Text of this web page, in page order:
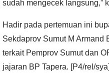
sudah mengecek langsung,”
Hadir pada pertemuan ini
Sekdaprov Sumut M Armand
terkait Pemprov Sumut dan
jajaran BP Tapera. [P4/rel/sya]